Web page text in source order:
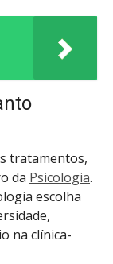
tratamentos,
da Psicologia.
escolha
na clínica-